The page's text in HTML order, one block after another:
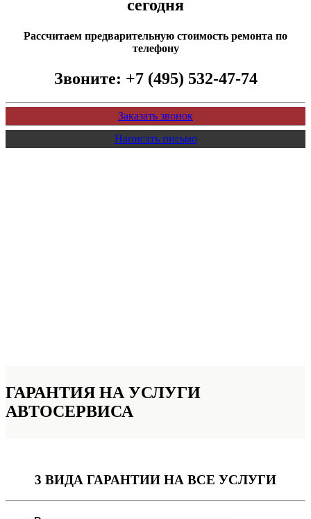
сегодня
Рассчитаем предварительную стоимость ремонта по
телефону
Звоните: +7 (495) 532-47-74
Заказать звонок
Написать письмо
ГАРАНТИЯ НА УСЛУГИ
АВТОСЕРВИСА
3 ВИДА ГАРАНТИИ НА ВСЕ УСЛУГИ